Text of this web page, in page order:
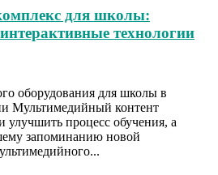
для школы:
технологии
оборудования для школы в
Мультимедийный контент
улучшить процесс обучения, а
запоминанию новой